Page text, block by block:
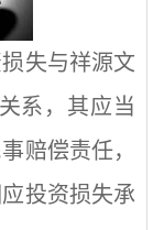
失与祥源文
系，其应当
赔偿责任，
投资损失承